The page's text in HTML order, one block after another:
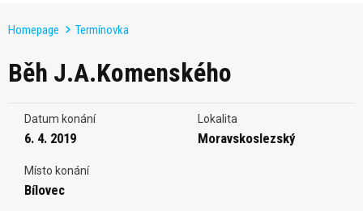
Homepage Termínovka
Běh J.A.Komenského
Datum konání
6. 4. 2019
Lokalita
Moravskoslezský
Místo konání
Bílovec